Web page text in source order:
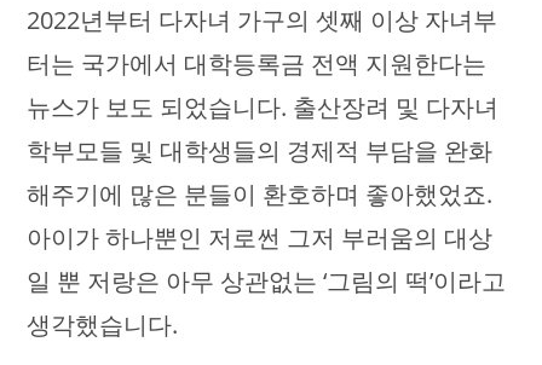
2022년부터 다자녀 가구의 셋째 이상 자녀부
터는 국가에서 대학등록금 전액 지원한다는
뉴스가 보도 되었습니다. 출산장려 및 다자녀
학부모들 및 대학생들의 경제적 부담을 완화
해주기에 많은 분들이 환호하며 좋아했었죠.
아이가 하나뿐인 저로썬 그저 부러움의 대상
일 뿐 저랑은 아무 상관없는 ‘그림의 떡’이라고
생각했습니다.